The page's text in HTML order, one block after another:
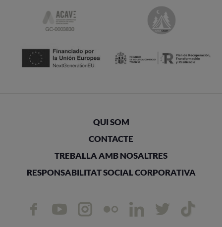
QUI SOM
CONTACTE
TREBALLA AMB NOSALTRES
RESPONSABILITAT SOCIAL CORPORATIVA